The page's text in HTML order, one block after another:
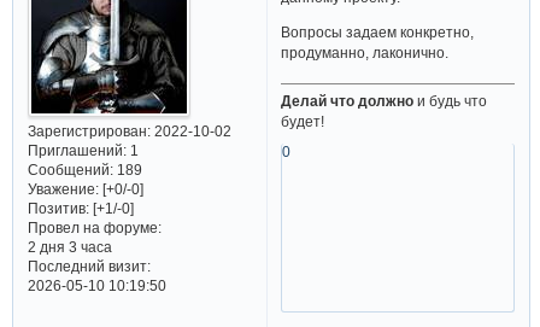
Зарегистрирован: 2022-10-02
Приглашений:1
Сообщений:189
Уважение: [+0/-0]
Позитив: [+1/-0]
Провел на форуме:
2 дня 3 часа
Последний визит:
2026-05-10 10:19:50
Вопросы задаем конкретно,
продуманно, лаконично.
Делай что должно и будь что
будет!
0